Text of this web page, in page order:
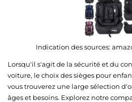
Indication des sources:
Lorsqu'il s'agit de la sécurité et du
voiture, le choix des sièges pour
vous trouverez une large sélection
âges et besoins. Explorez notre